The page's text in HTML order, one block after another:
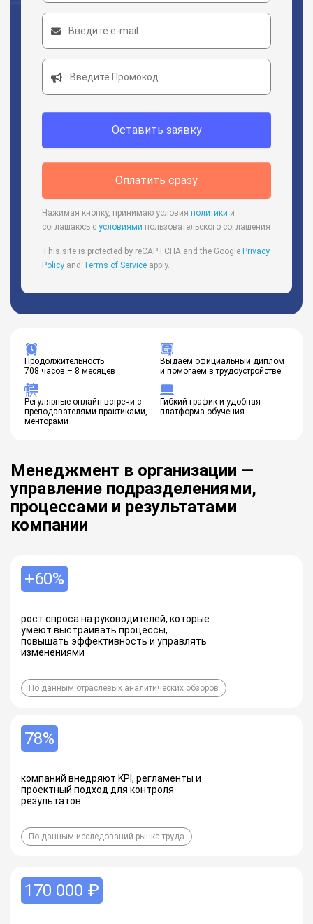
Оставить заявку
Оплатить сразу
Нажимая кнопку, принимаю условия политики и
соглашаюсь с условиями пользовательского соглашения
This site is protected by reCAPTCHA and the Google Privacy
Policy and Terms of Service apply.
Продолжительность:
708 часов – 8 месяцев
Выдаем официальный диплом
и помогаем в трудоустройстве
Регулярные онлайн встречи с
преподавателями-практиками,
менторами
Гибкий график и удобная
платформа обучения
Менеджмент в организации —
управление подразделениями,
процессами и результатами
компании
+60%
рост спроса на руководителей, которые
умеют выстраивать процессы,
повышать эффективность и управлять
изменениями
По данным отраслевых аналитических обзоров
78%
компаний внедряют KPI, регламенты и
проектный подход для контроля
результатов
По данным исследований рынка труда
170 000 ₽